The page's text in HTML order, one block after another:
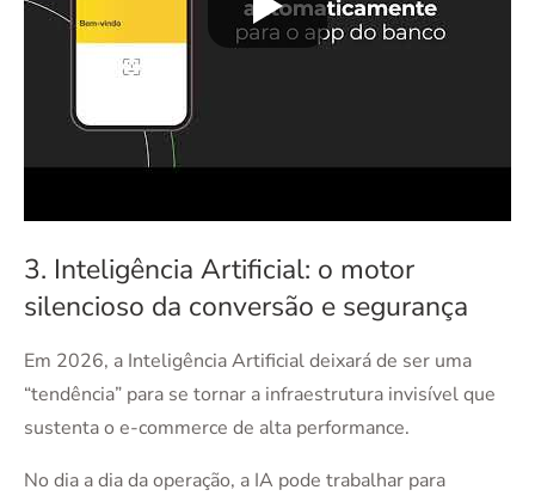
3. Inteligência Artificial: o motor
silencioso da conversão e segurança
Em 2026, a Inteligência Artificial deixará de ser uma
“tendência” para se tornar a infraestrutura invisível que
sustenta o e-commerce de alta performance.
No dia a dia da operação, a IA pode trabalhar para